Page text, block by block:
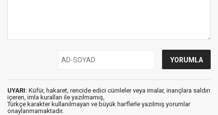
UYARI: Küfür, hakaret, rencide edici cümleler veya imalar, inançlara saldırı
içeren, imla kuralları ile yazılmamış,
Türkçe karakter kullanılmayan ve büyük harflerle yazılmış yorumlar
onaylanmamaktadır.